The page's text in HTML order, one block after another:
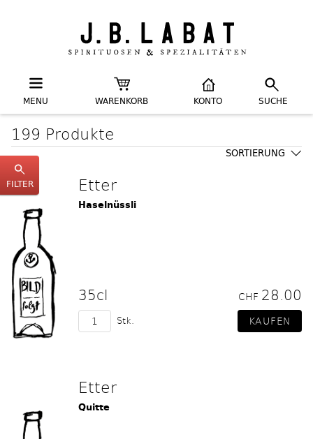
MENU WARENKORB KONTO SUCHE
FILTER
199 Produkte
SORTIERUNG
Etter
Haselnüssli
35cl CHF 28.00
Stk.
Etter
Quitte